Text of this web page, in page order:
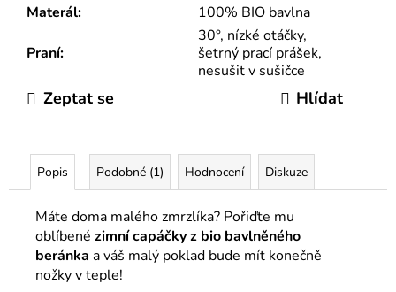
Materál: 100% BIO bavlna
Praní:
30°, nízké otáčky,
šetrný prací prášek,
nesušit v sušičce
Zeptat se Hlídat
Popis Podobné (1) Hodnocení Diskuze
Máte doma malého zmrzlíka? Pořiďte mu
oblíbené zimní capáčky z bio bavlněného
beránka a váš malý poklad bude mít konečně
nožky v teple!